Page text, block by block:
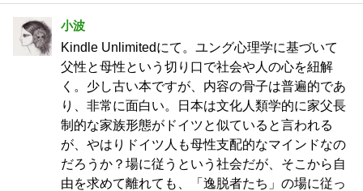
小波
Kindle Unlimitedにて。ユング心理学に基づいて
父性と母性という切り口で社会や人の心を紐解
く。少し古い本ですが、内容の骨子は普遍的であ
り、非常に面白い。日本は文化人類学的に家父長
制的な家族形態がドイツと似ていると言われる
が、やはりドイツ人も母性支配的なマインドなの
だろうか？場に従うという社会だが、そこから自
由を求めて離れても、「逸脱者たち」の場に従っ